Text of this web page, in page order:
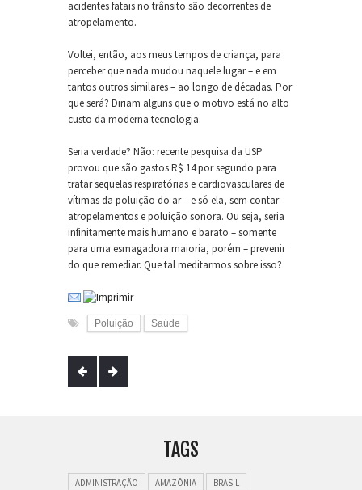
acidentes fatais no trânsito são decorrentes de
atropelamento.
Voltei, então, aos meus tempos de criança, para
perceber que nada mudou naquele lugar – e em
tantos outros similares – ao longo de décadas. Por
que será? Diriam alguns que o motivo está no alto
custo da moderna tecnologia.
Seria verdade? Não: recente pesquisa da USP
provou que são gastos R$ 14 por segundo para
tratar sequelas respiratórias e cardiovasculares de
vítimas da poluição do ar – e só ela, sem contar
atropelamentos e poluição sonora. Ou seja, seria
infinitamente mais humano e barato – somente
para uma esmagadora maioria, porém – prevenir
do que remediar. Que tal meditarmos sobre isso?
Poluição Saúde
TAGS
ADMINISTRAÇÃO AMAZÔNIA
BRASIL